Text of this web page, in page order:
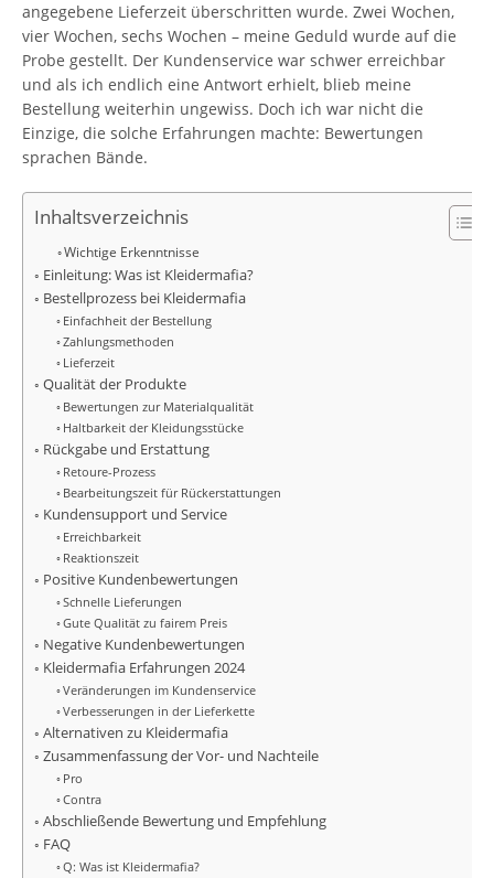
angegebene Lieferzeit überschritten wurde. Zwei Wochen,
vier Wochen, sechs Wochen – meine Geduld wurde auf die
Probe gestellt. Der Kundenservice war schwer erreichbar
und als ich endlich eine Antwort erhielt, blieb meine
Bestellung weiterhin ungewiss. Doch ich war nicht die
Einzige, die solche Erfahrungen machte: Bewertungen
sprachen Bände.
Inhaltsverzeichnis
Wichtige Erkenntnisse
Einleitung: Was ist Kleidermafia?
Bestellprozess bei Kleidermafia
Einfachheit der Bestellung
Zahlungsmethoden
Lieferzeit
Qualität der Produkte
Bewertungen zur Materialqualität
Haltbarkeit der Kleidungsstücke
Rückgabe und Erstattung
Retoure-Prozess
Bearbeitungszeit für Rückerstattungen
Kundensupport und Service
Erreichbarkeit
Reaktionszeit
Positive Kundenbewertungen
Schnelle Lieferungen
Gute Qualität zu fairem Preis
Negative Kundenbewertungen
Kleidermafia Erfahrungen 2024
Veränderungen im Kundenservice
Verbesserungen in der Lieferkette
Alternativen zu Kleidermafia
Zusammenfassung der Vor- und Nachteile
Pro
Contra
Abschließende Bewertung und Empfehlung
FAQ
Q: Was ist Kleidermafia?